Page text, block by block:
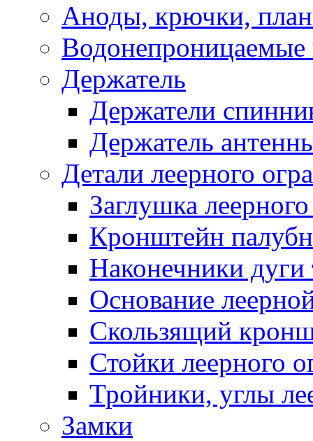
Аноды, крючки,
Водонепроницаемые
Держатель
Держатели
Держатель
Детали леерного
Заглушка
Кронштейн
Наконечники дуги
Основание
Скользящий
Стойки леерного
Тройники, углы
Замки